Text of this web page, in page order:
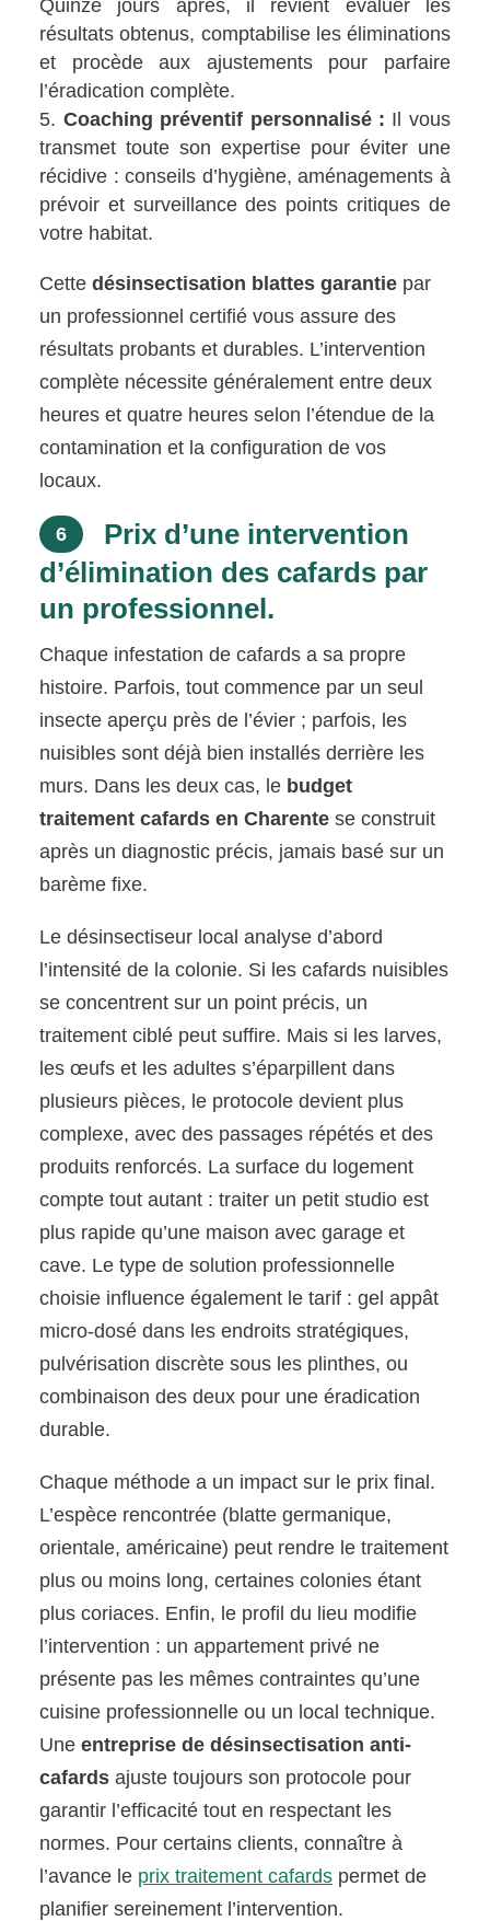
Quinze jours après, il revient évaluer les
résultats obtenus, comptabilise les éliminations
et procède aux ajustements pour parfaire
l’éradication complète.
Coaching préventif personnalisé : Il vous
transmet toute son expertise pour éviter une
récidive : conseils d’hygiène, aménagements à
prévoir et surveillance des points critiques de
votre habitat.
Cettedésinsectisation blattes garantie par
un professionnel certifié vous assure des
résultats probants et durables. L’intervention
complète nécessite généralement entre deux
heures et quatre heures selon l’étendue de la
contamination et la configuration de vos
locaux.
6
Prix d’une intervention
d’élimination des cafards par
un professionnel.
Chaque infestation de cafards a sa propre
histoire. Parfois, tout commence par un seul
insecte aperçu près de l’évier ; parfois, les
nuisibles sont déjà bien installés derrière les
murs. Dans les deux cas, le budget
traitement cafards en Charente se construit
après un diagnostic précis, jamais basé sur un
barème fixe.
Le désinsectiseur local analyse d’abord
l’intensité de la colonie. Si les cafards nuisibles
se concentrent sur un point précis, un
traitement ciblé peut suffire. Mais si les larves,
les œufs et les adultes s’éparpillent dans
plusieurs pièces, le protocole devient plus
complexe, avec des passages répétés et des
produits renforcés. La surface du logement
compte tout autant : traiter un petit studio est
plus rapide qu’une maison avec garage et
cave. Le type de solution professionnelle
choisie influence également le tarif : gel appât
micro-dosé dans les endroits stratégiques,
pulvérisation discrète sous les plinthes, ou
combinaison des deux pour une éradication
durable.
Chaque méthode a un impact sur le prix final.
L’espèce rencontrée (blatte germanique,
orientale, américaine) peut rendre le traitement
plus ou moins long, certaines colonies étant
plus coriaces. Enfin, le profil du lieu modifie
l’intervention : un appartement privé ne
présente pas les mêmes contraintes qu’une
cuisine professionnelle ou un local technique.
Uneentreprise de désinsectisation anti-
cafards ajuste toujours son protocole pour
garantir l’efficacité tout en respectant les
normes. Pour certains clients, connaître à
l’avance le prix traitement cafards permet de
planifier sereinement l’intervention.